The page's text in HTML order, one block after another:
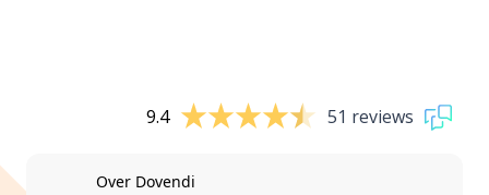
9.4 51 reviews
Over Dovendi